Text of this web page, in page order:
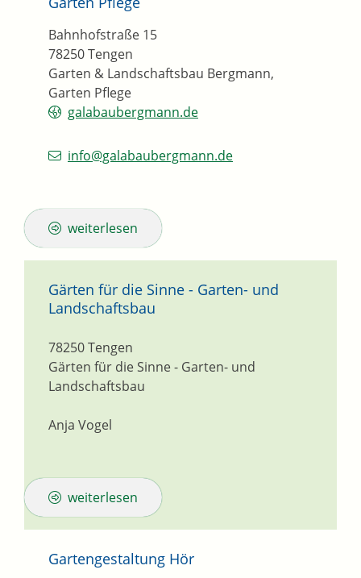
Garten & Landschaftsbau Bergmann,
Garten Pflege
Bahnhofstraße 15
78250Tengen
galabaubergmann.de
info@galabaubergmann.de
weiterlesen
Gärten für die Sinne - Garten- und
Landschaftsbau
Gärten für die Sinne - Garten- und
Landschaftsbau
78250Tengen
Anja Vogel
weiterlesen
Gartengestaltung Hör